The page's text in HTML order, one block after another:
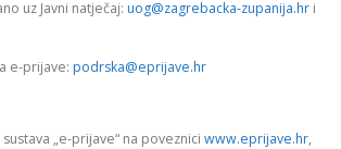
uz Javni natječaj: uog@zagrebacka-zupanija.hr i
e-prijave: podrska@eprijave.hr
„e-prijave“ na poveznici www.eprijave.hr,